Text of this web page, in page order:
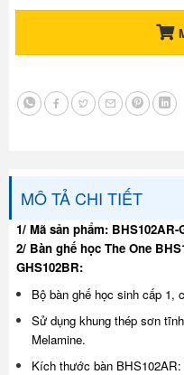
MÔ TẢ CHI TIẾT
1/ Mã sản phẩm: BHS102AR-
2/ Bàn ghế học The One
GHS102BR:
Bộ bàn ghế học sinh cấp 1,
Sử dụng khung thép sơn
Melamine.
Kích thước bàn